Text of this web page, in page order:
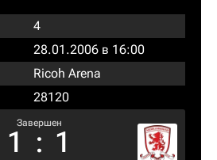
4
28.01.2006 в 16:00
Ricoh Arena
28120
Завершен
1 : 1